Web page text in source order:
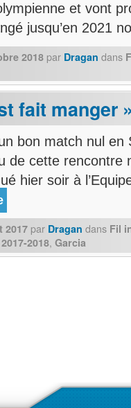
et vont
jusqu’en 2021
2018 par Dragan dans
fait manger
bon match nul en
de cette rencontre
hier soir à
2017 par Dragan dans Fil
2018, Garcia